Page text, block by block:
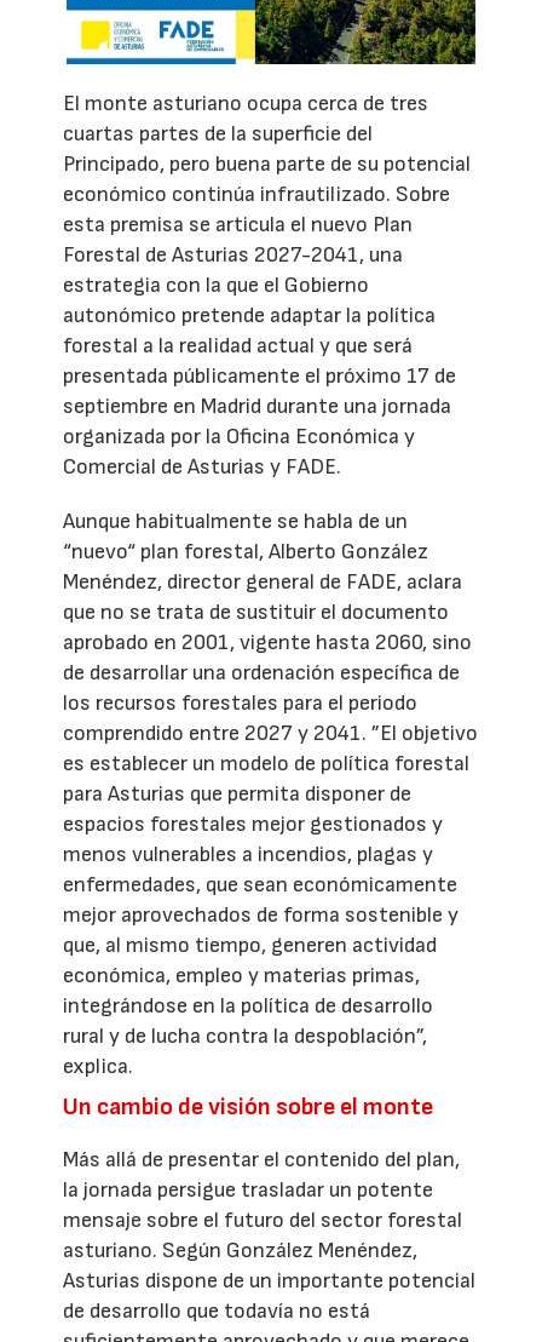
El monte asturiano ocupa cerca de tres
cuartas partes de la superficie del
Principado, pero buena parte de su potencial
económico continúa infrautilizado. Sobre
esta premisa se articula el nuevo Plan
Forestal de Asturias 2027-2041, una
estrategia con la que el Gobierno
autonómico pretende adaptar la política
forestal a la realidad actual y que será
presentada públicamente el próximo 17 de
septiembre en Madrid durante una jornada
organizada por la Oficina Económica y
Comercial de Asturias y FADE.
Aunque habitualmente se habla de un
“nuevo“ plan forestal, Alberto González
Menéndez, director general de FADE, aclara
que no se trata de sustituir el documento
aprobado en 2001, vigente hasta 2060, sino
de desarrollar una ordenación específica de
los recursos forestales para el periodo
comprendido entre 2027 y 2041. ”El objetivo
es establecer un modelo de política forestal
para Asturias que permita disponer de
espacios forestales mejor gestionados y
menos vulnerables a incendios, plagas y
enfermedades, que sean económicamente
mejor aprovechados de forma sostenible y
que, al mismo tiempo, generen actividad
económica, empleo y materias primas,
integrándose en la política de desarrollo
rural y de lucha contra la despoblación”,
explica.
Un cambio de visión sobre el monte
Más allá de presentar el contenido del plan,
la jornada persigue trasladar un potente
mensaje sobre el futuro del sector forestal
asturiano. Según González Menéndez,
Asturias dispone de un importante potencial
de desarrollo que todavía no está